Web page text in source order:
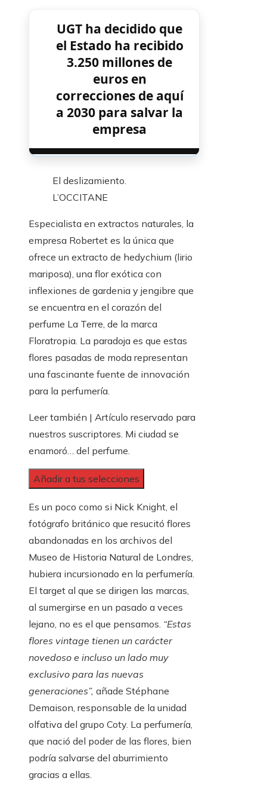
UGT ha decidido que
el Estado ha recibido
3.250 millones de
euros en
correcciones de aquí
a 2030 para salvar la
empresa
El deslizamiento.
L’OCCITANE
Especialista en extractos naturales, la
empresa Robertet es la única que
ofrece un extracto de hedychium (lirio
mariposa), una flor exótica con
inflexiones de gardenia y jengibre que
se encuentra en el corazón del
perfume La Terre, de la marca
Floratropia. La paradoja es que estas
flores pasadas de moda representan
una fascinante fuente de innovación
para la perfumería.
Leer también | Artículo reservado para
nuestros suscriptores. Mi ciudad se
enamoró… del perfume.
Añadir a tus selecciones
Es un poco como si Nick Knight, el
fotógrafo británico que resucitó flores
abandonadas en los archivos del
Museo de Historia Natural de Londres,
hubiera incursionado en la perfumería.
El target al que se dirigen las marcas,
al sumergirse en un pasado a veces
lejano, no es el que pensamos. “Estas
flores vintage tienen un carácter
novedoso e incluso un lado muy
exclusivo para las nuevas
generaciones”, añade Stéphane
Demaison, responsable de la unidad
olfativa del grupo Coty. La perfumería,
que nació del poder de las flores, bien
podría salvarse del aburrimiento
gracias a ellas.